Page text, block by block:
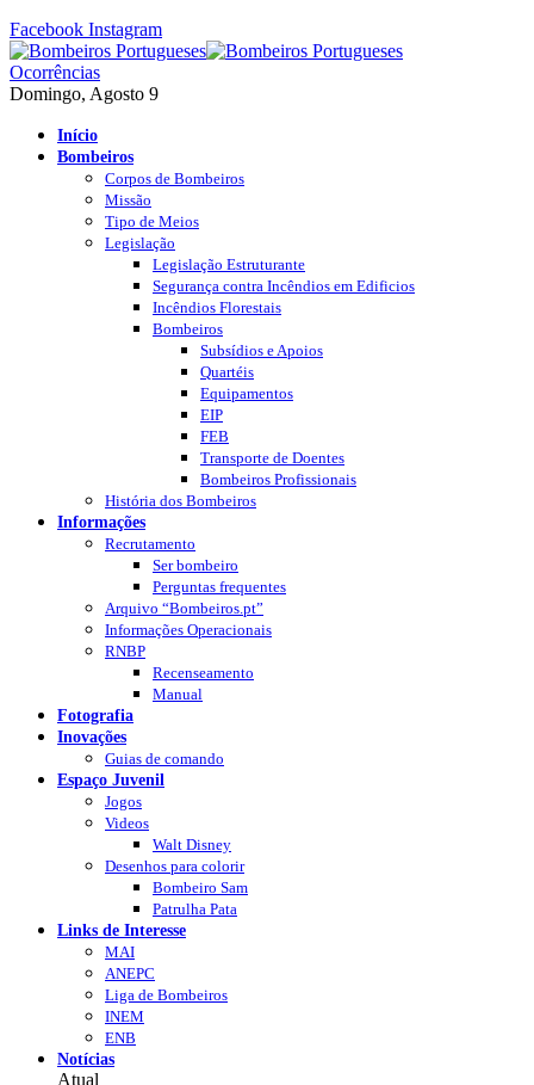
Facebook Instagram
Ocorrências
Domingo, Agosto 9
Início
Bombeiros
Corpos de Bombeiros
Missão
Tipo de Meios
Legislação
Legislação Estruturante
Segurança contra Incêndios em Edificios
Incêndios Florestais
Bombeiros
Subsídios e Apoios
Quartéis
Equipamentos
EIP
FEB
Transporte de Doentes
Bombeiros Profissionais
História dos Bombeiros
Informações
Recrutamento
Ser bombeiro
Perguntas frequentes
Arquivo “Bombeiros.pt”
Informações Operacionais
RNBP
Recenseamento
Manual
Fotografia
Inovações
Guias de comando
Espaço Juvenil
Jogos
Videos
Walt Disney
Desenhos para colorir
Bombeiro Sam
Patrulha Pata
Links de Interesse
MAI
ANEPC
Liga de Bombeiros
INEM
ENB
Notícias
Atual